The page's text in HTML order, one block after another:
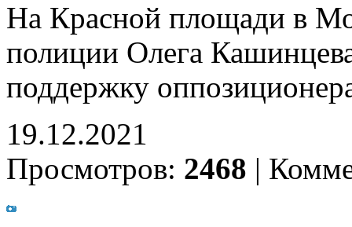
На Красной площади в
полиции Олега
поддержку
19.12.2021
Просмотров: 2468 |